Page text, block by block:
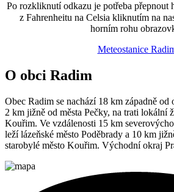
Po rozkliknutí odkazu je potřeba přepnout
z Fahrenheitu na Celsia kliknutím na
horním rohu
Meteostanice
O obci Radim
Obec Radim se nachází 18 km západně od
2 km jižně od města Pečky, na trati lokální
Kouřim. Ve vzdálenosti 15 km
leží lázeňské město Poděbrady a 10 km
starobylé město Kouřim. Východní okraj